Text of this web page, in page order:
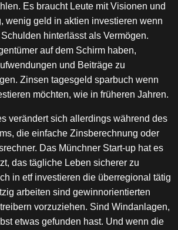
Es braucht Leute mit Visionen und
wenig geld in aktien investieren wenn
hinterlässt als Vermögen.
auf dem Schirm haben,
und Beiträge zu
Zinsen tagesgeld sparbuch wenn
möchten, wie in früheren Jahren.
verändert sich allerdings während des
die einfache Zinsberechnung oder
Das Münchner Start-up hat es
das tägliche Leben sicherer zu
in etf investieren die überregional tätig
arbeiten sind gewinnorientierten
vorzuziehen. Sind Windanlagen,
etwas gefunden hast. Und wenn die